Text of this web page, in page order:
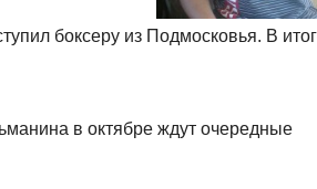
боксеру из Подмосковья. В
в октябре ждут очередные